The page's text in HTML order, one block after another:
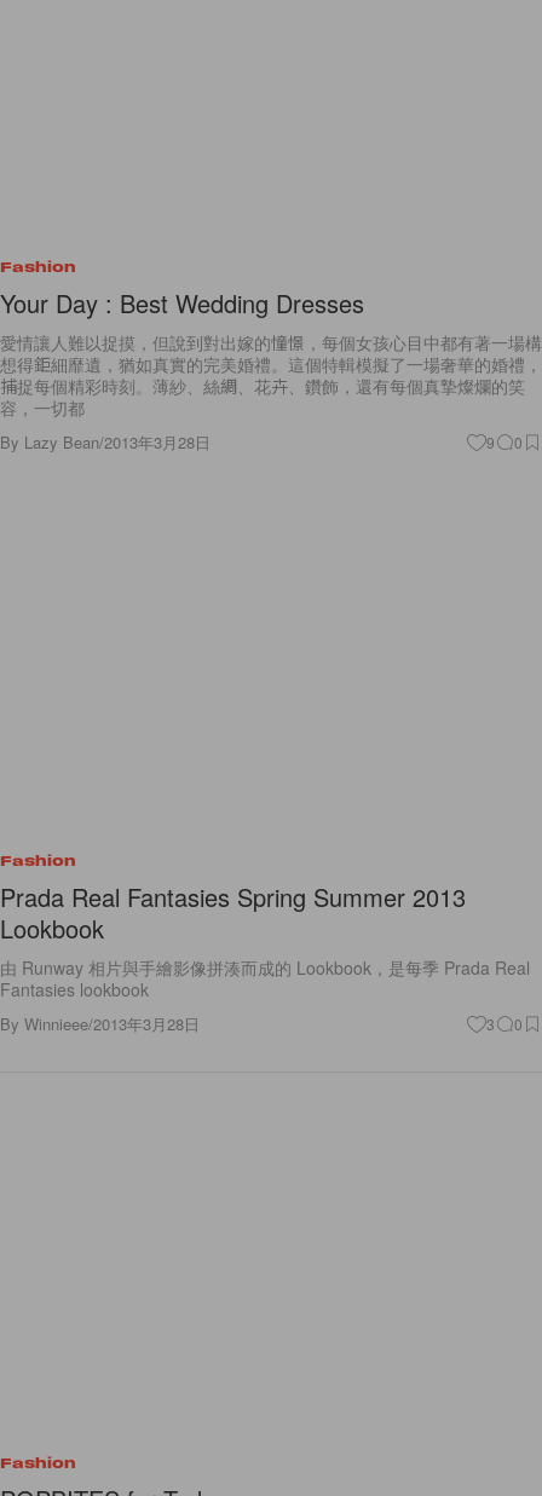
Fashion
Your Day : Best Wedding Dresses
愛情讓人難以捉摸，但說到對出嫁的憧憬，每個女孩心目中都有著一場構
想得鉅細靡遺，猶如真實的完美婚禮。這個特輯模擬了一場奢華的婚禮，
捕捉每個精彩時刻。薄紗、絲綢、花卉、鑽飾，還有每個真摯燦爛的笑
容，一切都
By Lazy Bean/2013年3月28日 9 0
Fashion
Prada Real Fantasies Spring Summer 2013
Lookbook
由 Runway 相片與手繪影像拼湊而成的 Lookbook，是每季 Prada Real
Fantasies lookbook
By Winnieee/2013年3月28日 3 0
Fashion